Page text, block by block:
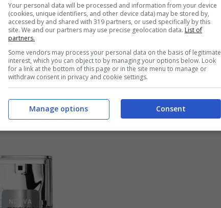
e potrete trovare il cosmetico dei vostri
ad ogni modo
la redazione di
cui vale la pena valutare l’acquisto. Siete
Parfait con il 28% di
Your personal data will be processed and information from your device
(cookies, unique identifiers, and other device data) may be stored by,
accessed by and shared with 319 partners, or used specifically by this
site. We and our partners may use precise geolocation data. List of
partners.
Some vendors may process your personal data on the basis of legitimate
interest, which you can object to by managing your options below. Look
for a link at the bottom of this page or in the site menu to manage or
withdraw consent in privacy and cookie settings.
Consent
Manage options